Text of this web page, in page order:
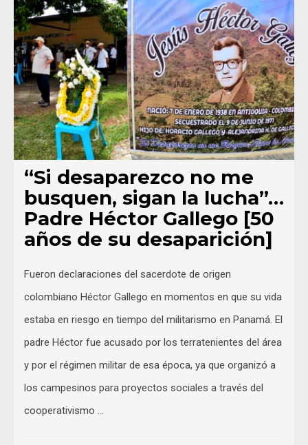
“Si desaparezco no me
busquen, sigan la lucha”…
Padre Héctor Gallego [50
años de su desaparición]
Fueron declaraciones del sacerdote de origen
colombiano Héctor Gallego en momentos en que su vida
estaba en riesgo en tiempo del militarismo en Panamá. El
padre Héctor fue acusado por los terratenientes del área
y por el régimen militar de esa época, ya que organizó a
los campesinos para proyectos sociales a través del
cooperativismo …